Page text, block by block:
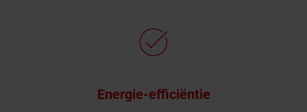
Energie-efficiëntie